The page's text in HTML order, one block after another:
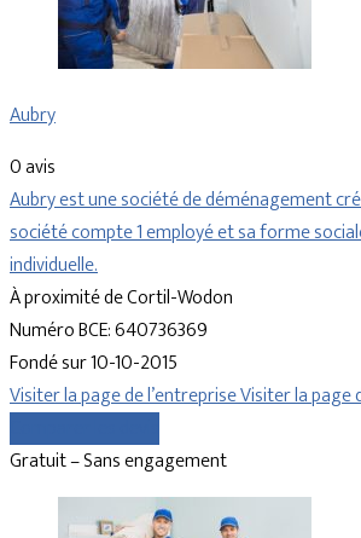
Aubry
0 avis
Aubry est une société de déménagement
société compte 1 employé et sa forme
individuelle.
À proximité de Cortil-Wodon
Numéro BCE: 640736369
Fondé sur 10-10-2015
Visiter la page de l’entrepriseVisiter la page
Gratuit – Sans engagement